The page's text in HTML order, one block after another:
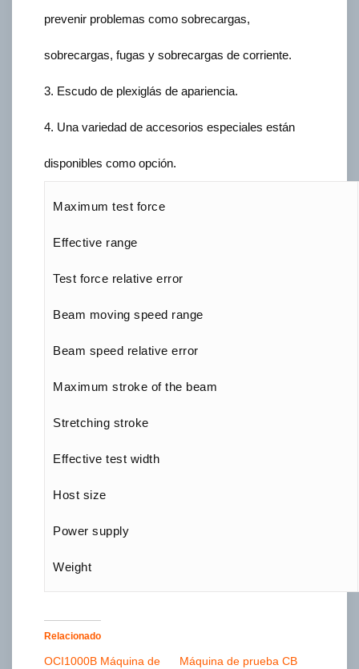
prevenir problemas como sobrecargas,
sobrecargas, fugas y sobrecargas de corriente.
3. Escudo de plexiglás de apariencia.
4. Una variedad de accesorios especiales están
disponibles como opción.
Maximum test force
Effective range
Test force relative error
Beam moving speed range
Beam speed relative error
Maximum stroke of the beam
Stretching stroke
Effective test width
Host size
Power supply
Weight
Relacionado
OCI1000B Máquina de
Máquina de prueba CB